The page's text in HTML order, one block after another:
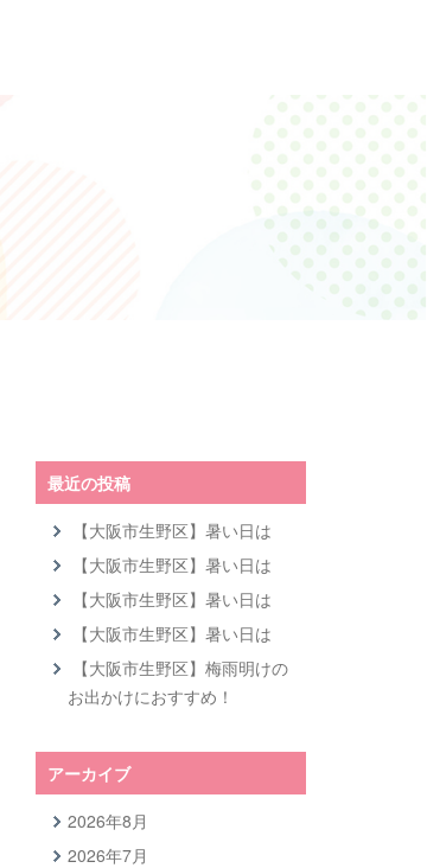
最近の投稿
【大阪市生野区】暑い日は
【大阪市生野区】暑い日は
【大阪市生野区】暑い日は
【大阪市生野区】暑い日は
【大阪市生野区】梅雨明けの
お出かけにおすすめ！
アーカイブ
2026年8月
2026年7月